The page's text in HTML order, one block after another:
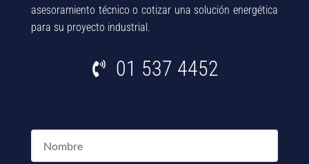
asesoramiento técnico o cotizar una solución energética
para su proyecto industrial.
01 537 4452